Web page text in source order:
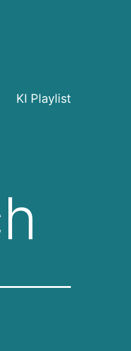
KI Playlist